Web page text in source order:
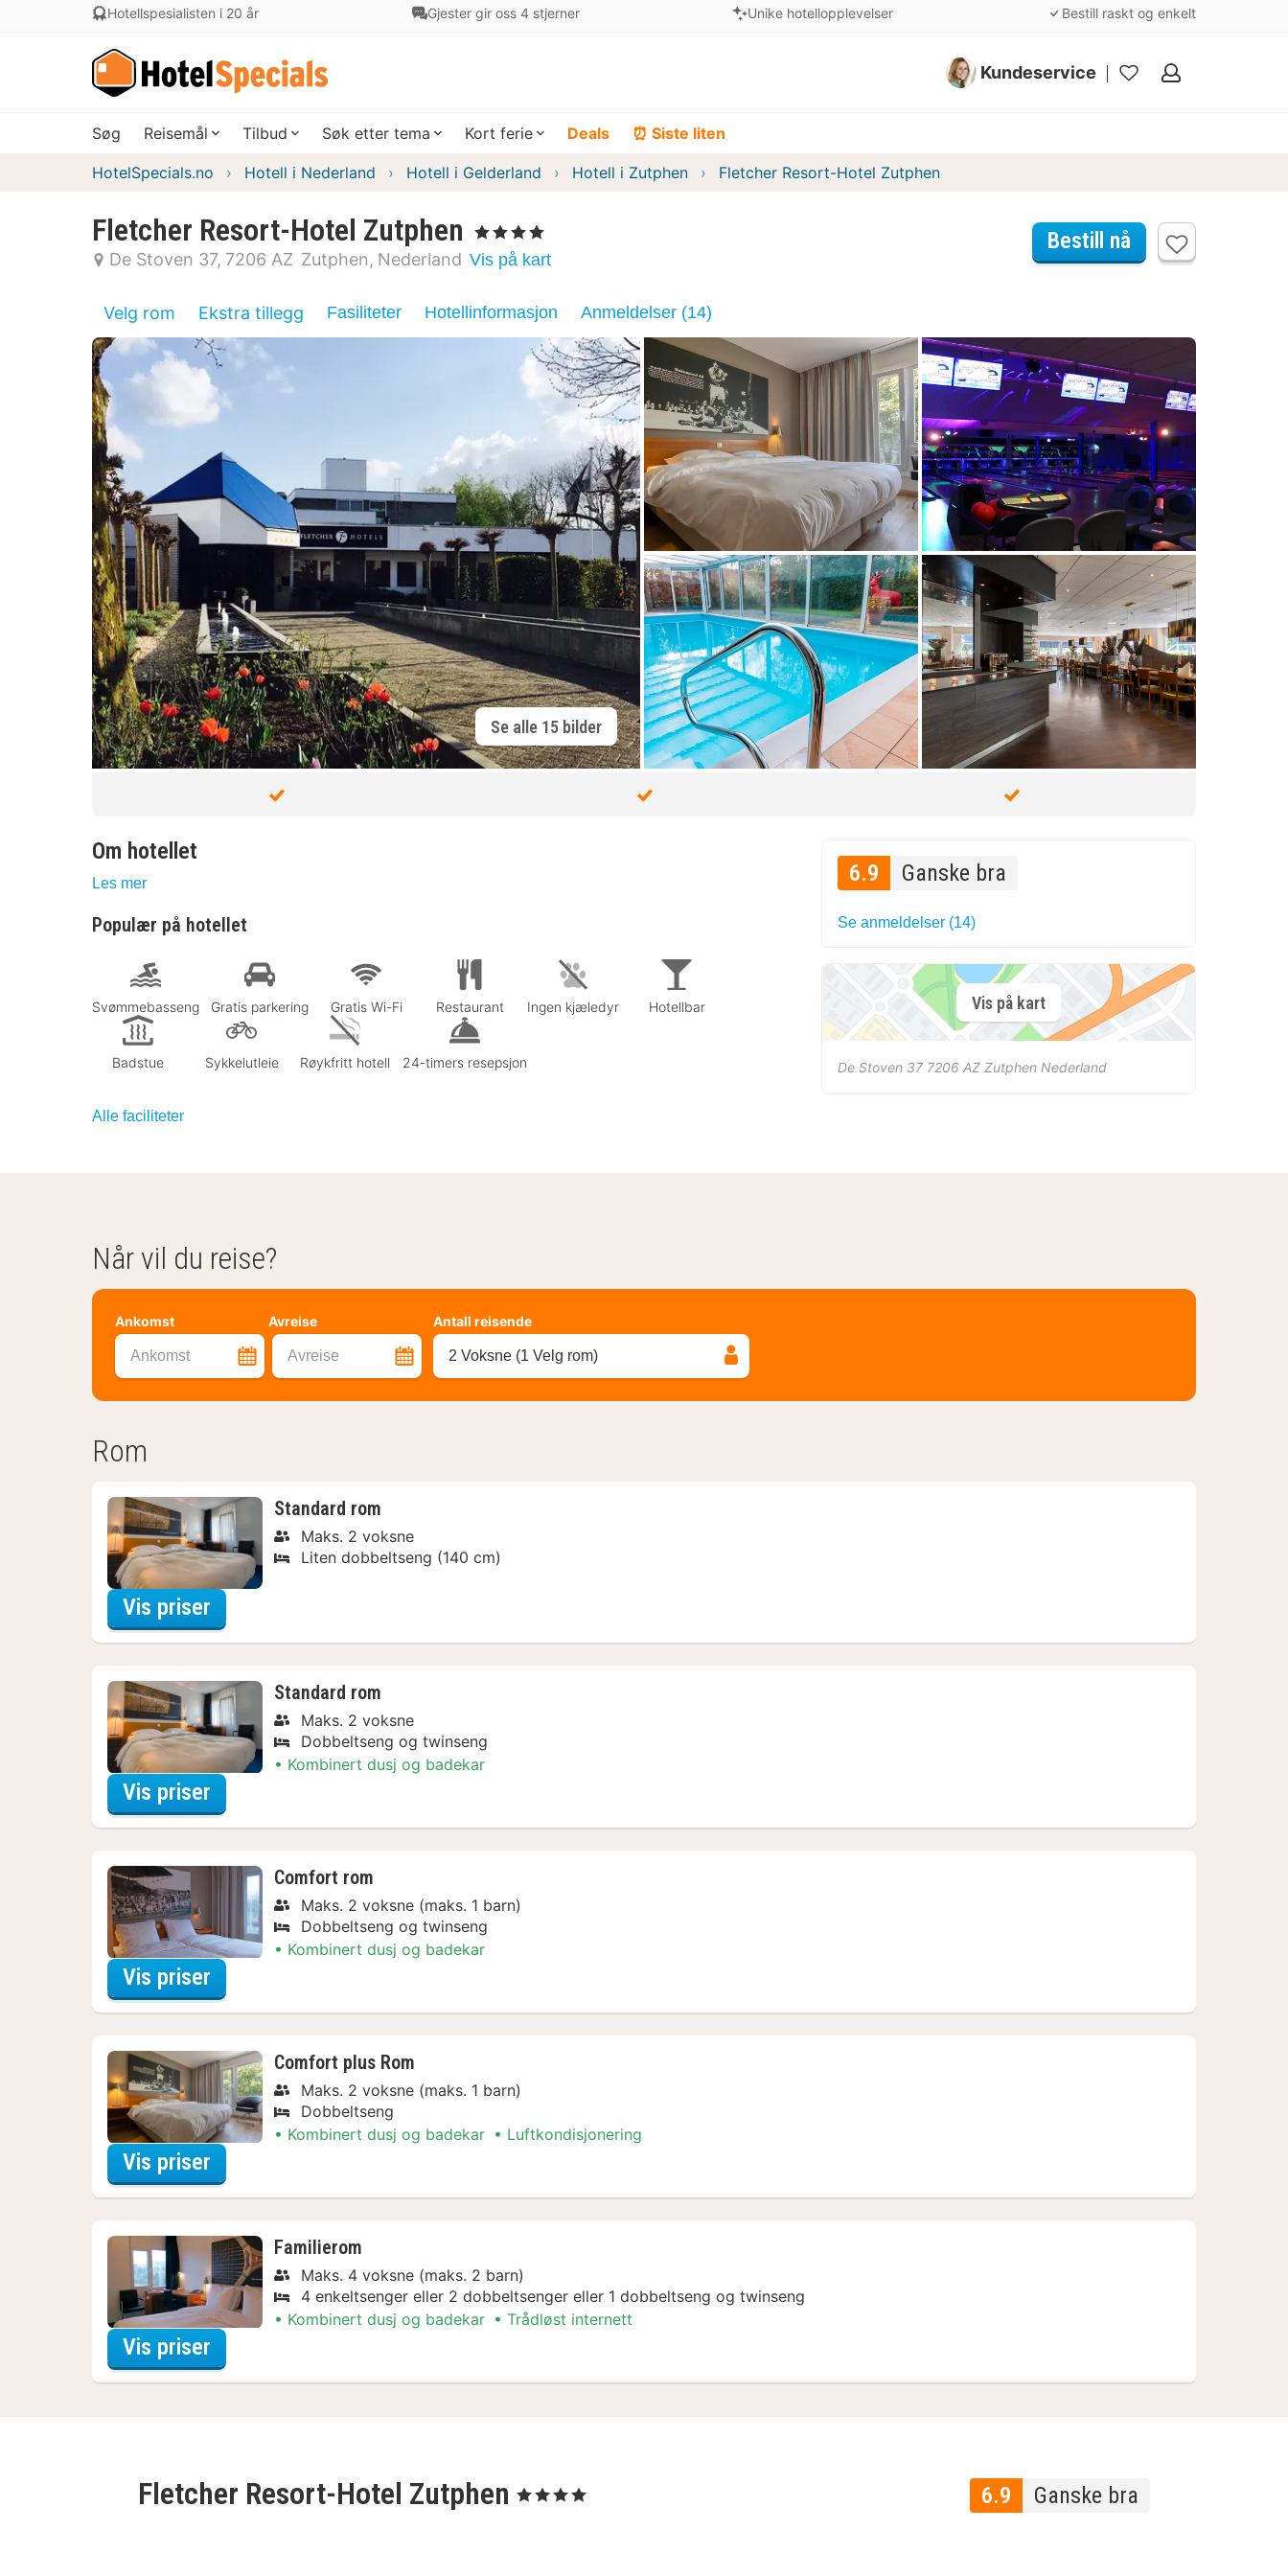
Hotellspesialisten i 20 år Gjester gir oss 4 stjerner Unike hotellopplevelser Bestill raskt og enkelt
Kundeservice
Mine
Søg Reisemål Tilbud Søk etter tema Kort ferie Deals ⏰ Siste liten
HotelSpecials.no Hotell i Nederland Hotell i Gelderland Hotell i Zutphen Fletcher Resort-Hotel Zutphen
Fletcher Resort-Hotel Zutphen , 4 Stjerner
De Stoven 37 7206 AZ Zutphen Nederland Vis på kart
Bestill nå
Velg rom Ekstra tillegg Fasiliteter Hotellinformasjon Anmeldelser (14)
Se alle 15 bilder
Om hotellet
Les mer
Populær på hotellet
Svømmebasseng Gratis parkering Gratis Wi-Fi Restaurant Ingen kjæledyr Hotellbar
Badstue Sykkelutleie Røykfritt hotell 24-timers resepsjon
Alle faciliteter
6.9 Ganske bra
Se anmeldelser (14)
Vis på kart
De Stoven 37 7206 AZ Zutphen Nederland
Når vil du reise?
Ankomst Avreise
Ankomst Avreise
Antall reisende
2 Voksne (1 Velg rom)
Rom
Standard rom
Maks. 2 voksne
Liten dobbeltseng (140 cm)
Vis priser
Standard rom
Maks. 2 voksne
Dobbeltseng og twinseng
Kombinert dusj og badekar
Vis priser
Comfort rom
Maks. 2 voksne (maks. 1 barn)
Dobbeltseng og twinseng
Kombinert dusj og badekar
Vis priser
Comfort plus Rom
Maks. 2 voksne (maks. 1 barn)
Dobbeltseng
Kombinert dusj og badekar
Luftkondisjonering
Vis priser
Familierom
Maks. 4 voksne (maks. 2 barn)
4 enkeltsenger eller 2 dobbeltsenger eller 1 dobbeltseng og twinseng
Kombinert dusj og badekar
Trådløst internett
Vis priser
6.9 Ganske bra
Fletcher Resort-Hotel Zutphen , 4 Stjerner